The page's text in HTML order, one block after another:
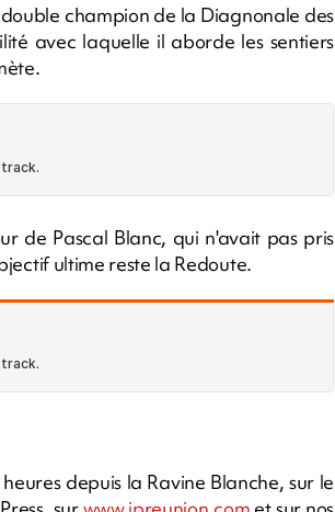
champion de la Diagnonale des
avec laquelle il aborde les sentiers
de Pascal Blanc, qui n'avait pas pris
ultime reste la Redoute.
depuis la Ravine Blanche, sur le